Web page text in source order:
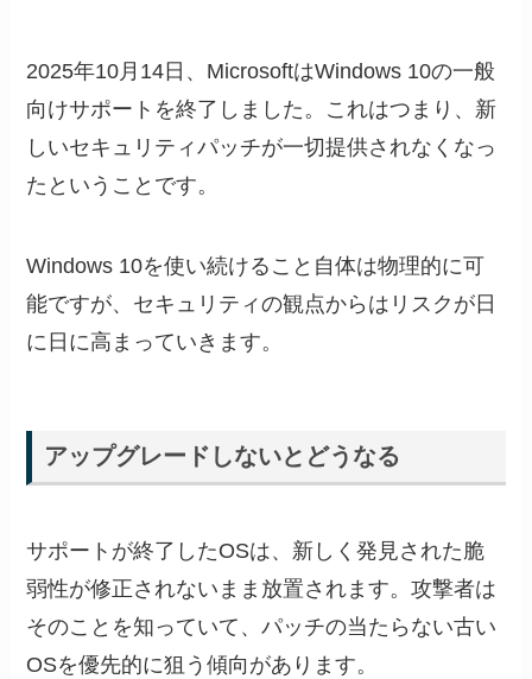
2025年10月14日、MicrosoftはWindows 10の一般
向けサポートを終了しました。これはつまり、新
しいセキュリティパッチが一切提供されなくなっ
たということです。
Windows 10を使い続けること自体は物理的に可
能ですが、セキュリティの観点からはリスクが日
に日に高まっていきます。
アップグレードしないとどうなる
サポートが終了したOSは、新しく発見された脆
弱性が修正されないまま放置されます。攻撃者は
そのことを知っていて、パッチの当たらない古い
OSを優先的に狙う傾向があります。